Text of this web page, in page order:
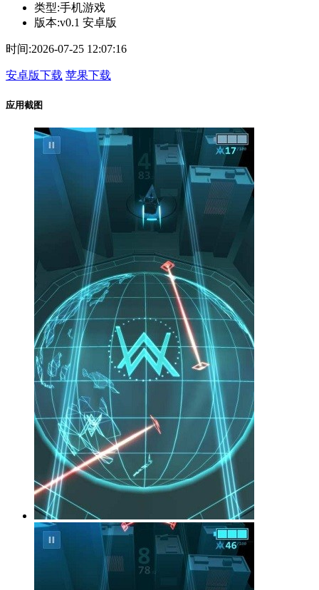
类型:手机游戏
版本:v0.1 安卓版
时间:2026-07-25 12:07:16
安卓版下载 苹果下载
应用截图